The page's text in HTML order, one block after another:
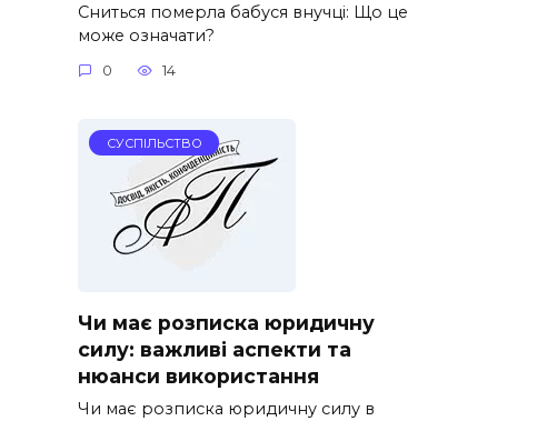
Сниться померла бабуся внучці: Що це
може означати?
0 14
СУСПІЛЬСТВО
Чи має розписка юридичну
силу: важливі аспекти та
нюанси використання
Чи має розписка юридичну силу в